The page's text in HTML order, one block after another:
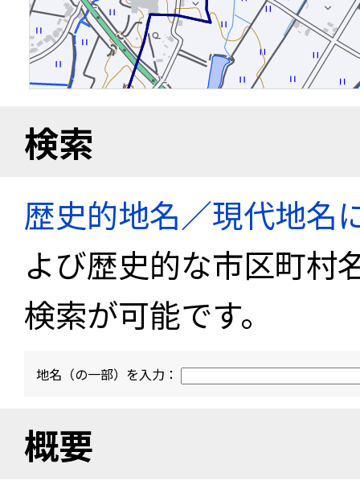
検索
歴史的地名／現代地名
よび歴史的な市区町村
検索が可能です。
地名（の一部）を入力：
概要